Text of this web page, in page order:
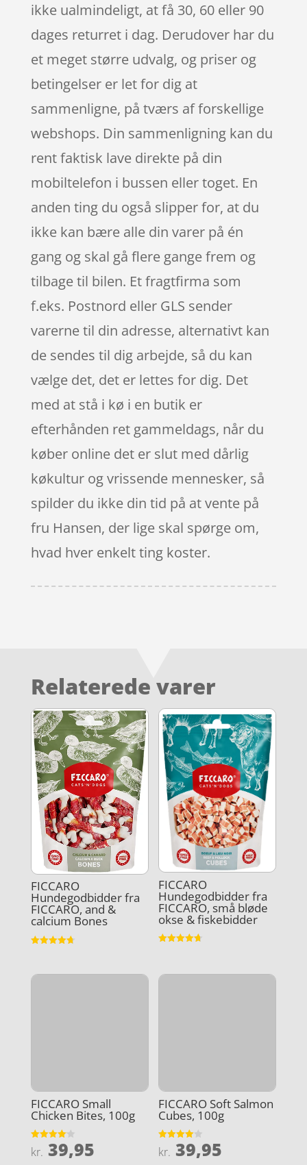
ikke ualmindeligt, at få 30, 60 eller 90
dages returret i dag. Derudover har du
et meget større udvalg, og priser og
betingelser er let for dig at
sammenligne, på tværs af forskellige
webshops. Din sammenligning kan du
rent faktisk lave direkte på din
mobiltelefon i bussen eller toget. En
anden ting du også slipper for, at du
ikke kan bære alle din varer på én
gang og skal gå flere gange frem og
tilbage til bilen. Et fragtfirma som
f.eks. Postnord eller GLS sender
varerne til din adresse, alternativt kan
de sendes til dig arbejde, så du kan
vælge det, det er lettes for dig. Det
med at stå i kø i en butik er
efterhånden ret gammeldags, når du
køber online det er slut med dårlig
køkultur og vrissende mennesker, så
spilder du ikke din tid på at vente på
fru Hansen, der lige skal spørge om,
hvad hver enkelt ting koster.
Relaterede varer
FICCARO
Hundegodbidder fra
FICCARO, and &
calcium Bones
FICCARO
Hundegodbidder fra
FICCARO, små bløde
okse & fiskebidder
FICCARO Small
Chicken Bites, 100g
Vurderet
4.1
kr. 39,95
FICCARO Soft Salmon
Cubes, 100g
Vurderet
4
kr. 39,95